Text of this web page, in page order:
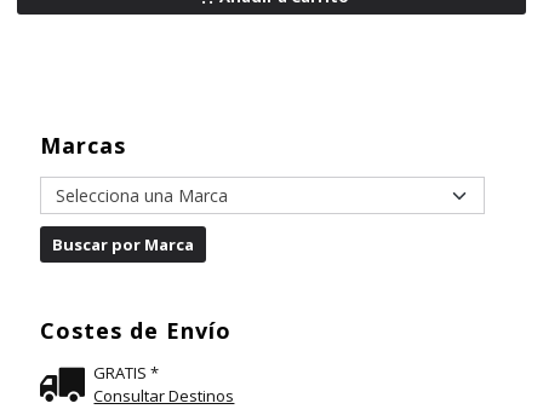
Marcas
Costes de Envío
GRATIS *
Consultar Destinos